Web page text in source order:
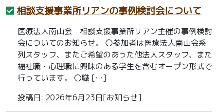
相談支援事業所リアンの事例検討会について
医療法人南山会 相談支援事業所リアン主催の事例検討
会についてのお知らせ。 〇参加者は医療法人南山会系
列スタッフ、またご希望のあった他法人スタッフ、また
福祉職・心理職に興味のある学生を含むオープン形式で
行っています。 〇職 […]
投稿日: 2026年6月23日[お知らせ]